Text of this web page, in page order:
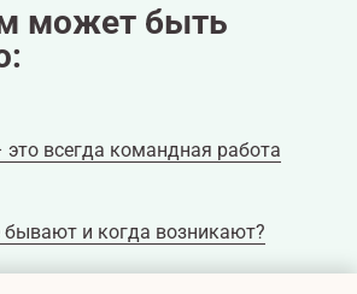
может быть
всегда командная работа
и когда возникают?